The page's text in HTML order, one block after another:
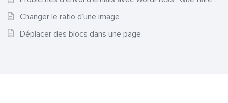
Changer le ratio d’une image
Déplacer des blocs dans une page